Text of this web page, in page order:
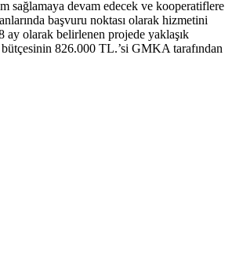
sağlamaya devam edecek ve kooperatiflere
başvuru noktası olarak hizmetini
ay olarak belirlenen projede yaklaşık
826.000 TL.’si GMKA tarafından